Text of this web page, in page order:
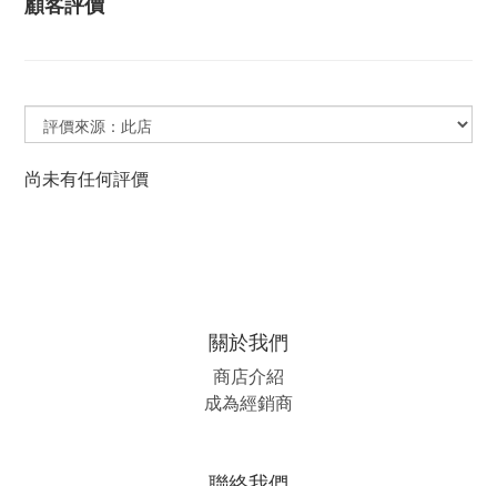
尚未有任何評價
關於我們
商店介紹
成為經銷商